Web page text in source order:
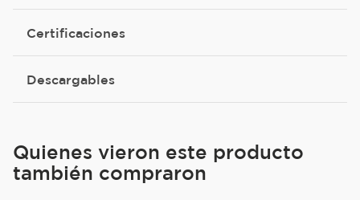
Certificaciones
Descargables
Quienes vieron este producto
también compraron